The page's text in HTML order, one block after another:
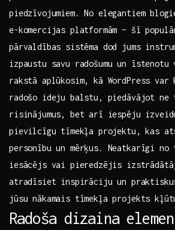
piedzīvojumiem. No elegantiem⁣
​e-komercijas platformām – šī
pārvaldības sistēma dod jums
izpaustu savu radošumu un
rakstā aplūkosim, kā WordPress
‌radošo ideju balstu, piedāvājot
risinājumus, bet arī iespēju
pievilcīgu tīmekļa projektu, kas
personību un mērķus. Neatkarīgi⁣
‌iesācējs vai pieredzējis
atradīsiet inspirāciju un
jūsu nākamais tīmekļa projekts
Radoša dizaina⁤